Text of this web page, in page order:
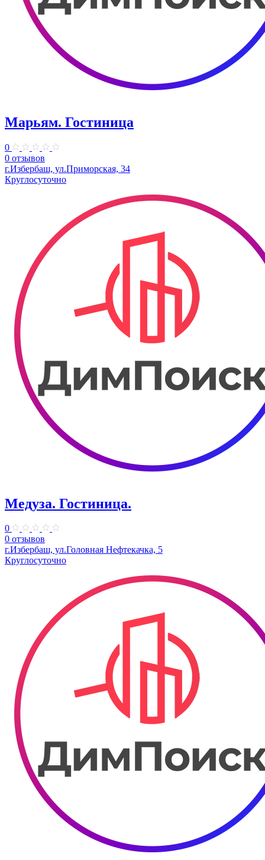
Марьям. Гостиница
0
0 отзывов
г.Избербаш, ул.Приморская, 34
Круглосуточно
Медуза. Гостиница.
0
0 отзывов
г.Избербаш, ул.Головная Нефтекачка, 5
Круглосуточно